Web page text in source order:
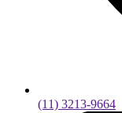
(11) 3213-9664